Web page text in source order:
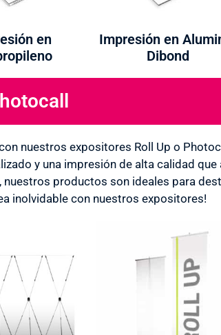
en
Impresión en
Dibond
nuestros expositores Roll Up o
y una impresión de alta calidad que
productos son ideales para
inolvidable con nuestros expositores!